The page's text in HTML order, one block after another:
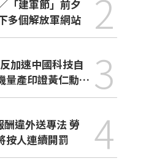
「建軍節」前夕
多個解放軍網站
2
量產印證黃仁勳觀 3
違外送專法 勞
按人連續開罰
4